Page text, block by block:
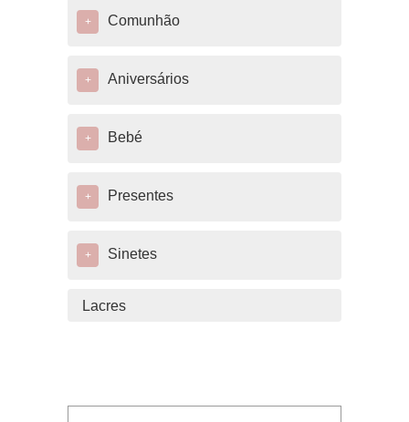
+ Comunhão
+ Aniversários
+ Bebé
+ Presentes
+ Sinetes
Lacres